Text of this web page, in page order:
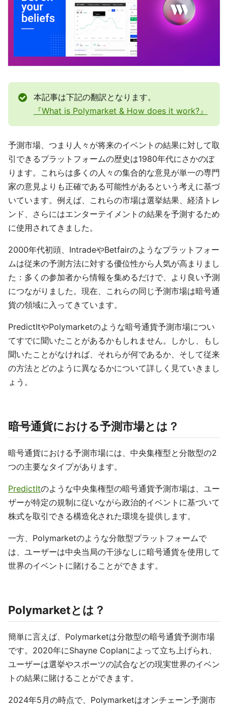
本記事は下記の翻訳となります。
『What is Polymarket & How does it work?』
予測市場、つまり人々が将来のイベントの結果に対して取
引できるプラットフォームの歴史は1980年代にさかのぼ
ります。これらは多くの人々の集合的な意見が単一の専門
家の意見よりも正確である可能性があるという考えに基づ
いています。例えば、これらの市場は選挙結果、経済トレ
ンド、さらにはエンターテイメントの結果を予測するため
に使用されてきました。
2000年代初頭、IntradeやBetfairのようなプラットフォー
ムは従来の予測方法に対する優位性から人気が高まりまし
た：多くの参加者から情報を集めるだけで、より良い予測
につながりました。現在、これらの同じ予測市場は暗号通
貨の領域に入ってきています。
PredictItやPolymarketのような暗号通貨予測市場につい
てすでに聞いたことがあるかもしれません。しかし、もし
聞いたことがなければ、それらが何であるか、そして従来
の方法とどのように異なるかについて詳しく見ていきまし
ょう。
暗号通貨における予測市場とは？
暗号通貨における予測市場には、中央集権型と分散型の2
つの主要なタイプがあります。
PredictItのような中央集権型の暗号通貨予測市場は、ユー
ザーが特定の規制に従いながら政治的イベントに基づいて
株式を取引できる構造化された環境を提供します。
一方、Polymarketのような分散型プラットフォームで
は、ユーザーは中央当局の干渉なしに暗号通貨を使用して
世界のイベントに賭けることができます。
Polymarketとは？
簡単に言えば、Polymarketは分散型の暗号通貨予測市場
です。2020年にShayne Coplanによって立ち上げられ、
ユーザーは選挙やスポーツの試合などの現実世界のイベン
トの結果に賭けることができます。
2024年5月の時点で、Polymarketはオンチェーン予測市